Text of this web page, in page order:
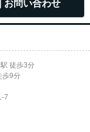
お問い合わせ
駅 徒歩3分
歩9分
7